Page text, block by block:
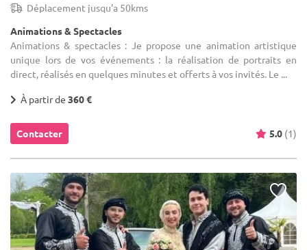
Déplacement jusqu'a 50kms
Animations & Spectacles
Animations & spectacles : Je propose une animation artistique
unique lors de vos événements : la réalisation de portraits en
direct, réalisés en quelques minutes et offerts à vos invités. Le ...
À partir de 360 €
Contacter 5.0 (1)